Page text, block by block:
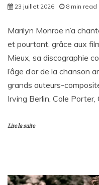
23 juillet 2026 8 min read
Marilyn Monroe n’a
et pourtant, grâce aux
Mieux, sa discographie
l’âge d’or de la chanson
grands auteurs-
Irving Berlin, Cole Porter,
Lire la suite